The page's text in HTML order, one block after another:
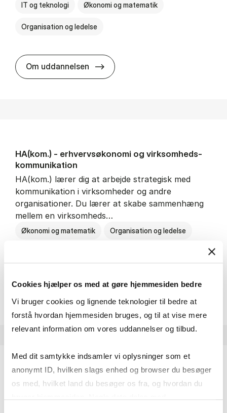
Cookies hjælper os med at gøre hjemmesiden bedre
Vi bruger cookies og lignende teknologier til bedre at
forstå hvordan hjemmesiden bruges, og til at vise mere
relevant information om vores uddannelser og tilbud.
Med dit samtykke indsamler vi oplysninger som et
anonymt ID, hvilken slags enhed og browser du besøger
os med, hvilket land du besøger os fra, og hvordan du
IT og teknologi Økonomi og matematik
Organisation og ledelse
Om uddannelsen HA(it.) - erhvervs­økonomi og
HA(kom.) - erhvervs­økonomi og virksomheds­
kommunikation
HA(kom.) lærer dig at arbejde strategisk med
kommunikation i virksomheder og andre
organisationer. Du lærer at skabe sammenhæng
mellem en virksomheds…
Økonomi og matematik Organisation og ledelse
HA(kom.) - erhvervs­økonomi
HA(psyk.) - erhvervs­økonomi og psy­ko­lo­gi